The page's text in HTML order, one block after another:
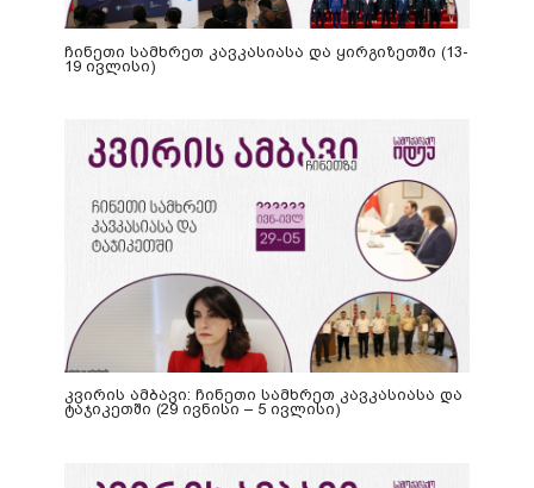
ჩინეთი სამხრეთ კავკასიასა და ყირგიზეთში (13-
19 ივლისი)
კვირის ამბავი: ჩინეთი სამხრეთ კავკასიასა და
ტაჯიკეთში (29 ივნისი – 5 ივლისი)